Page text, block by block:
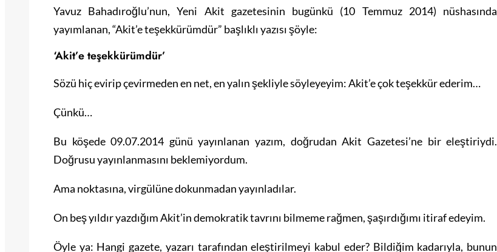
Yavuz Bahadıroğlu’nun, Yeni Akit gazetesinin bugünkü (10 Temmuz 2014) nüshasında
yayımlanan, “Akit’e teşekkürümdür” başlıklı yazısı şöyle:
‘Akit’e teşekkürümdür’
Sözü hiç evirip çevirmeden en net, en yalın şekliyle söyleyeyim: Akit’e çok teşekkür ederim…
Çünkü…
Bu köşede 09.07.2014 günü yayınlanan yazım, doğrudan Akit Gazetesi’ne bir eleştiriydi.
Doğrusu yayınlanmasını beklemiyordum.
Ama noktasına, virgülüne dokunmadan yayınladılar.
On beş yıldır yazdığım Akit’in demokratik tavrını bilmeme rağmen, şaşırdığımı itiraf edeyim.
Öyle ya: Hangi gazete, yazarı tarafından eleştirilmeyi kabul eder? Bildiğim kadarıyla, bunun